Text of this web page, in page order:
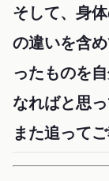
そして、身
の違いを含
ったものを
なればと思
また追って